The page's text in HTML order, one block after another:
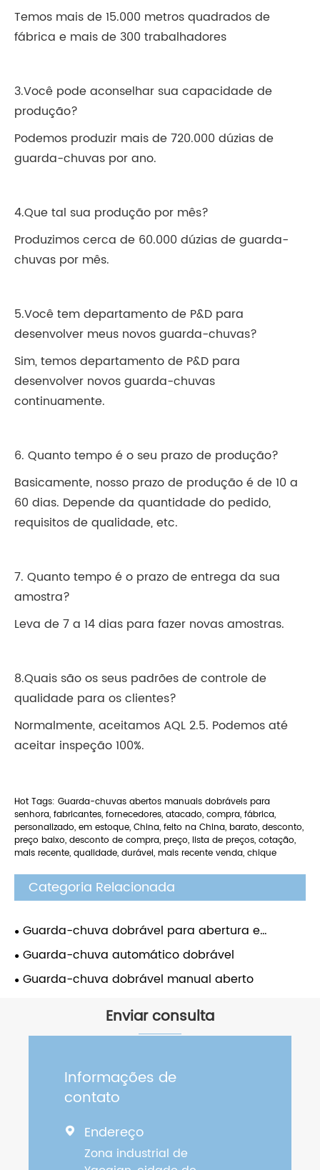
Temos mais de 15.000 metros quadrados de
fábrica e mais de 300 trabalhadores
3.Você pode aconselhar sua capacidade de
produção?
Podemos produzir mais de 720.000 dúzias de
guarda-chuvas por ano.
4.Que tal sua produção por mês?
Produzimos cerca de 60.000 dúzias de guarda-
chuvas por mês.
5.Você tem departamento de P&D para
desenvolver meus novos guarda-chuvas?
Sim, temos departamento de P&D para
desenvolver novos guarda-chuvas
continuamente.
6. Quanto tempo é o seu prazo de produção?
Basicamente, nosso prazo de produção é de 10 a
60 dias. Depende da quantidade do pedido,
requisitos de qualidade, etc.
7. Quanto tempo é o prazo de entrega da sua
amostra?
Leva de 7 a 14 dias para fazer novas amostras.
8.Quais são os seus padrões de controle de
qualidade para os clientes?
Normalmente, aceitamos AQL 2.5. Podemos até
aceitar inspeção 100%.
Hot Tags: Guarda-chuvas abertos manuais dobráveis ​​para
senhora, fabricantes, fornecedores, atacado, compra, fábrica,
personalizado, em estoque, China, feito na China, barato, desconto,
preço baixo, desconto de compra, preço, lista de preços, cotação,
mais recente, qualidade, durável, mais recente venda, chique
Categoria Relacionada
Guarda-chuva dobrável para abertura e
fechamento automático
Guarda-chuva automático dobrável
Guarda-chuva dobrável manual aberto
Enviar consulta
Informações de
contato
 Endereço
Zona industrial de